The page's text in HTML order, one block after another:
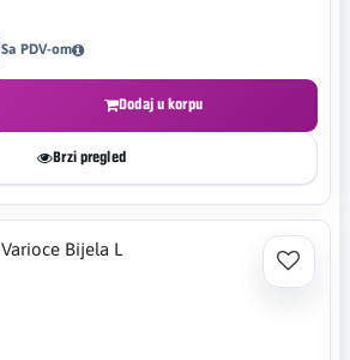
Sa PDV-om
Dodaj u korpu
Brzi pregled